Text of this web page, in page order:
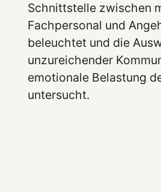
Schnittstelle zwischen
Fachpersonal und
beleuchtet und die
unzureichender
emotionale Belastung
untersucht.